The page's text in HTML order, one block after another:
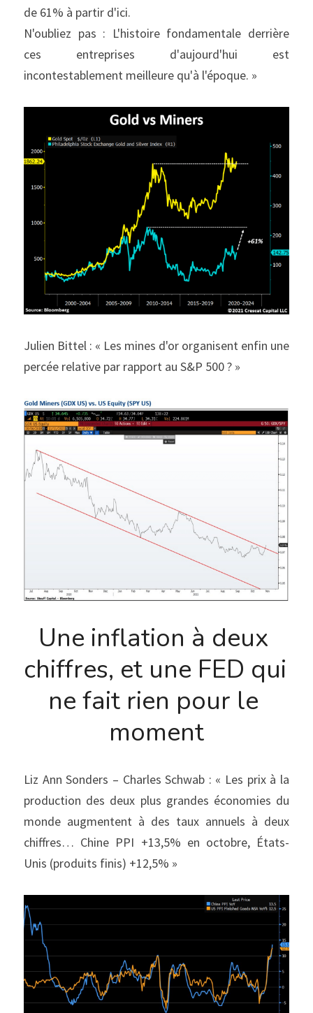
de 61% à partir d'ici.
N'oubliez pas : L'histoire fondamentale derrière
ces entreprises d'aujourd'hui est
incontestablement meilleure qu'à l'époque. »
Julien Bittel : « Les mines d'or organisent enfin une
percée relative par rapport au S&P 500 ? »
Une inflation à deux
chiffres, et une FED qui
ne fait rien pour le
moment
Liz Ann Sonders – Charles Schwab : « Les prix à la
production des deux plus grandes économies du
monde augmentent à des taux annuels à deux
chiffres… Chine PPI +13,5% en octobre, États-
Unis (produits finis) +12,5% »